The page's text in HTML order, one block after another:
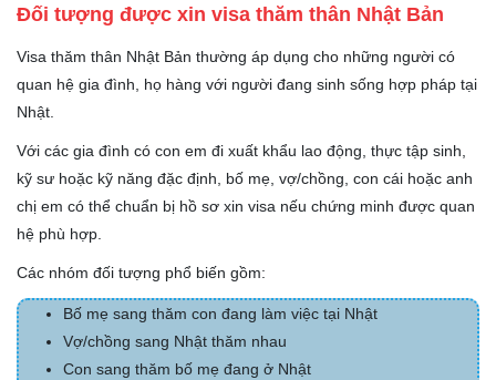
Đối tượng được xin visa thăm thân Nhật Bản
Visa thăm thân Nhật Bản thường áp dụng cho những người có
quan hệ gia đình, họ hàng với người đang sinh sống hợp pháp tại
Nhật.
Với các gia đình có con em đi xuất khẩu lao động, thực tập sinh,
kỹ sư hoặc kỹ năng đặc định, bố mẹ, vợ/chồng, con cái hoặc anh
chị em có thể chuẩn bị hồ sơ xin visa nếu chứng minh được quan
hệ phù hợp.
Các nhóm đối tượng phổ biến gồm:
Bố mẹ sang thăm con đang làm việc tại Nhật
Vợ/chồng sang Nhật thăm nhau
Con sang thăm bố mẹ đang ở Nhật